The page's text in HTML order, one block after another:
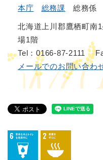
本庁 総務課 総務係
北海道上川郡鷹栖町
場1階
Tel：0166-87-2111
メールでのお問い合わ